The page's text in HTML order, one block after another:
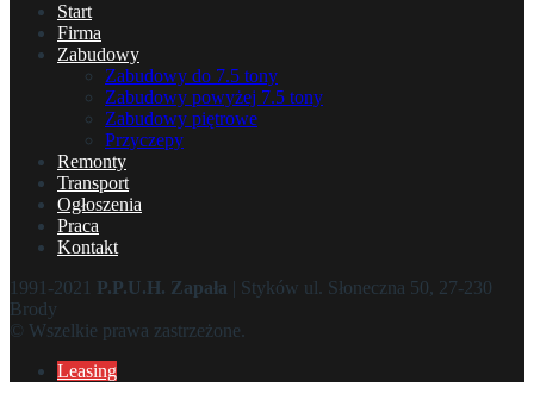
Start
Firma
Zabudowy
Zabudowy do 7.5 tony
Zabudowy powyżej 7.5 tony
Zabudowy piętrowe
Przyczepy
Remonty
Transport
Ogłoszenia
Praca
Kontakt
1991-2021 P.P.U.H. Zapała | Styków ul. Słoneczna 50, 27-230
Brody
© Wszelkie prawa zastrzeżone.
Leasing